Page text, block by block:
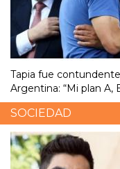
Tapia fue
Argentina: “Mi plan A,
SOCIEDAD